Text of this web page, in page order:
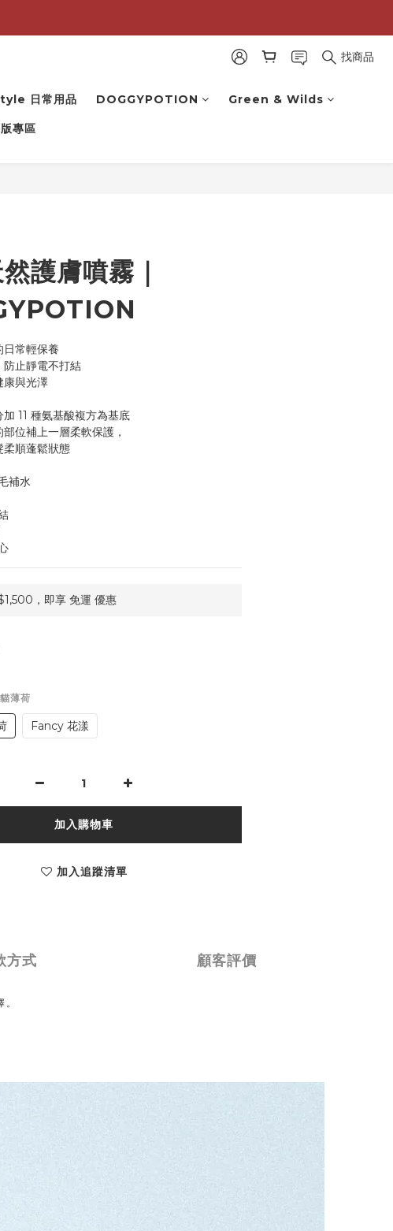
找商品
日常用品 DOGGYPOTION Green & Wilds
專區
護膚噴霧｜
日常輕保養
止靜電不打結
康與光澤
11 種氨基酸複方為基底
位補上一層柔軟保護，
柔順蓬鬆狀態
補水
，即享 免運 優惠
薄荷
Fancy 花漾
加入購物車
加入追蹤清單
方式 顧客評價
。